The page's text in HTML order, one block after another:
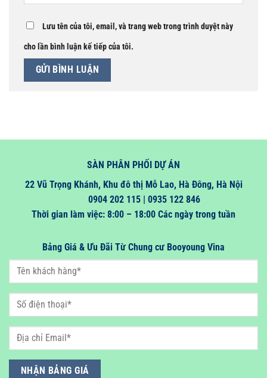
Lưu tên của tôi, email, và trang web trong trình duyệt này
cho lần bình luận kế tiếp của tôi.
SÀN PHÂN PHỐI DỰ ÁN
22 Vũ Trọng Khánh, Khu đô thị Mỗ Lao, Hà Đông, Hà Nội
0904 202 115 | 0935 122 846
Thời gian làm việc: 8:00 – 18:00 Các ngày trong tuần
Bảng Giá & Ưu Đãi Từ Chung cư Booyoung Vina